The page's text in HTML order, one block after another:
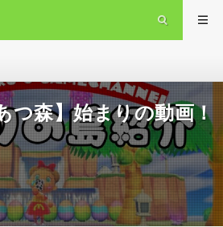
つ森】始まりの動画！